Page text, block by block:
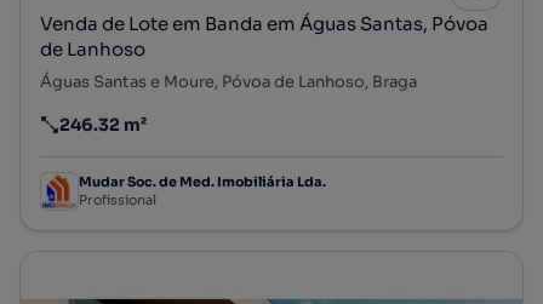
Venda de Lote em Banda em Águas Santas, Póvoa
de Lanhoso
Águas Santas e Moure, Póvoa de Lanhoso, Braga
Preço por metro quadrado
246.32 m²
Mudar Soc. de Med. Imobiliária Lda.
Profissional